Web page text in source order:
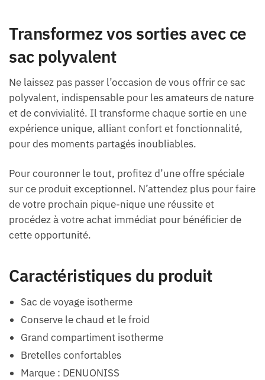
Transformez vos sorties avec ce
sac polyvalent
Ne laissez pas passer l’occasion de vous offrir ce sac
polyvalent, indispensable pour les amateurs de nature
et de convivialité. Il transforme chaque sortie en une
expérience unique, alliant confort et fonctionnalité,
pour des moments partagés inoubliables.
Pour couronner le tout, profitez d’une offre spéciale
sur ce produit exceptionnel. N’attendez plus pour faire
de votre prochain pique-nique une réussite et
procédez à votre achat immédiat pour bénéficier de
cette opportunité.
Caractéristiques du produit
Sac de voyage isotherme
Conserve le chaud et le froid
Grand compartiment isotherme
Bretelles confortables
Marque : DENUONISS